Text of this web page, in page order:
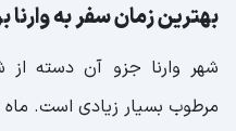
بهترین زمان سفر به
شهر وارنا جزو آن دسته از